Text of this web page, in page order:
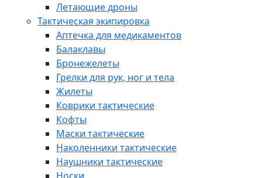
Летающие дроны
Тактическая экипировка
Аптечка для медикаментов
Балаклавы
Бронежелеты
Грелки для рук, ног и тела
Жилеты
Коврики тактические
Кофты
Маски тактические
Наколенники тактические
Наушники тактические